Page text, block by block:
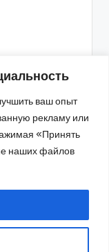
ваш опыт
рекламу или
«Принять
наших файлов